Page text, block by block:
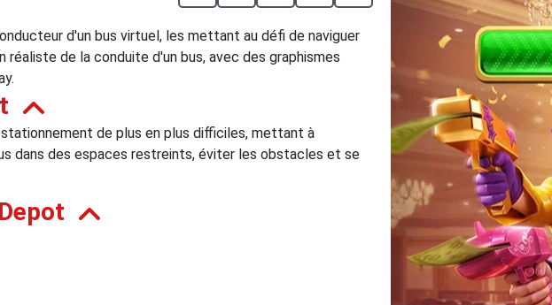
d'un bus virtuel, les mettant au défi de naviguer
de la conduite d'un bus, avec des graphismes
de plus en plus difficiles, mettant à
dans des espaces restreints, éviter les obstacles et se